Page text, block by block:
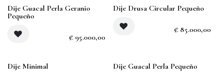
Agotado
Dije Guacal Perla Geranio
Pequeño
₡ 95.000,00
Dije Drusa Circular Pequeño
₡ 85.000,00
Dije Minimal Dije Guacal Perla Pequeño